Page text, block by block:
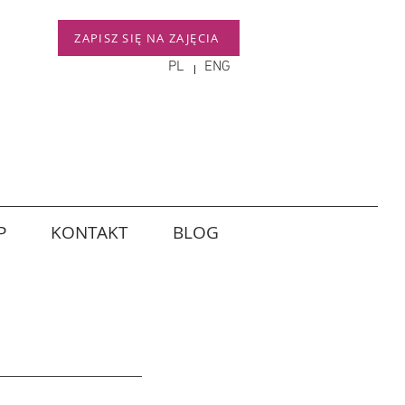
ZAPISZ SIĘ NA ZAJĘCIA
PL ENG
KONTAKT BLOG